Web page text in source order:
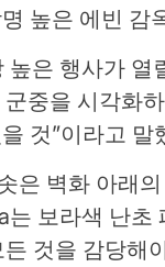
높은 에빈 감
높은 행사가 열
군중을 시각화
것”이라고 말
은 벽화 아래
는 보라색 난초
든 것을 감당해